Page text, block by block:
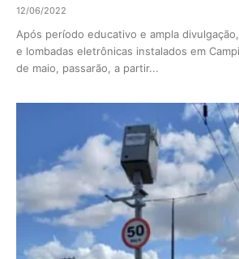
12/06/2022
Após período educativo e ampla
e lombadas eletrônicas instalados em
de maio, passarão, a partir...